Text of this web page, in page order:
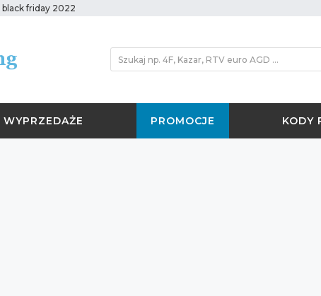
black friday 2022
WYPRZEDAŻE PROMOCJE KODY